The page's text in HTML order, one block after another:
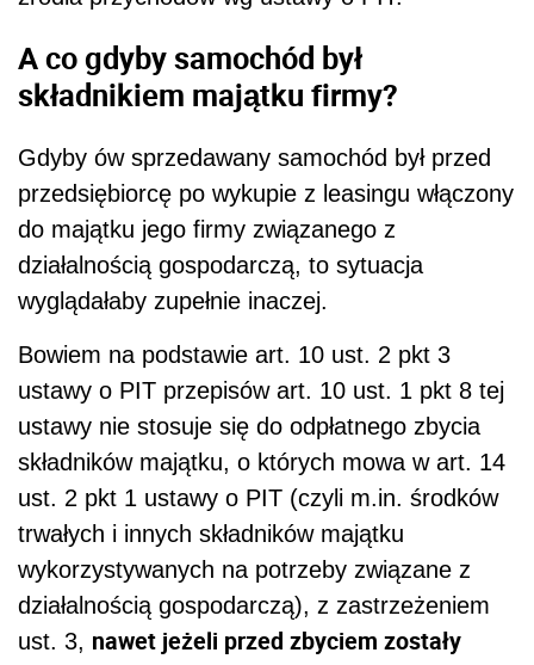
A co gdyby samochód był
składnikiem majątku firmy?
Gdyby ów sprzedawany samochód był przed
przedsiębiorcę po wykupie z leasingu włączony
do majątku jego firmy związanego z
działalnością gospodarczą, to sytuacja
wyglądałaby zupełnie inaczej.
Bowiem na podstawie art. 10 ust. 2 pkt 3
ustawy o PIT przepisów art. 10 ust. 1 pkt 8 tej
ustawy nie stosuje się do odpłatnego zbycia
składników majątku, o których mowa w art. 14
ust. 2 pkt 1 ustawy o PIT (czyli m.in. środków
trwałych i innych składników majątku
wykorzystywanych na potrzeby związane z
działalnością gospodarczą), z zastrzeżeniem
ust. 3, nawet jeżeli przed zbyciem zostały